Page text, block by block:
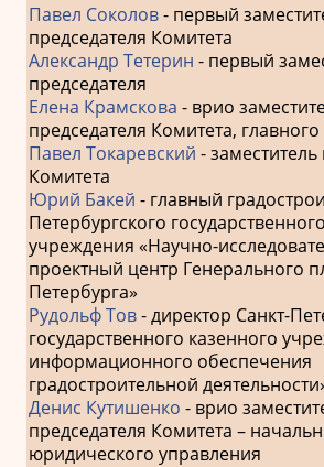
Павел Соколов- первый
председателя Комитета
Александр Тетерин - первый
председателя
Елена Крамскова - врио
председателя Комитета,
Павел Токаревский -
Комитета
Юрий Бакей - главный
Петербургского
учреждения «Научно-
проектный центр Генерального
Петербурга»
Рудольф Тов- директор Санкт-
государственного казенного
информационного обеспечения
градостроительной
Денис Кутишенко - врио
председателя Комитета –
юридического управления